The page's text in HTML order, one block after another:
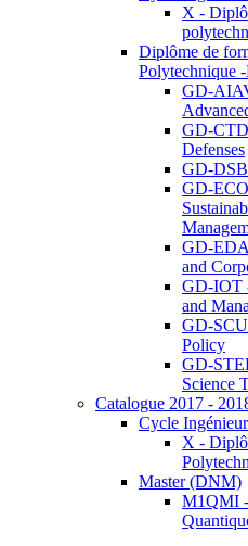
X -
Diplôme de
Polytechnique
GD-
GD-
Defenses
GD-DSB
GD-
GD-
and
GD-IOT
and
GD-
Policy
GD-
Science
Catalogue 2017 -
Cycle Ingénieur
X -
Master (DNM)
M1QMI